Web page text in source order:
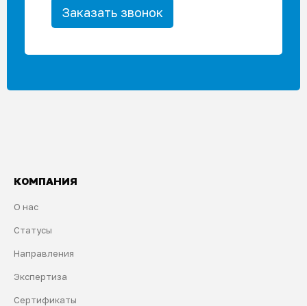
КОМПАНИЯ
О нас
Статусы
Направления
Экспертиза
Сертификаты